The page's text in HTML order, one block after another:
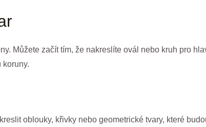
Můžete začít tím, že nakreslíte ovál nebo kruh pro
koruny.
oblouky, křivky nebo geometrické tvary, které